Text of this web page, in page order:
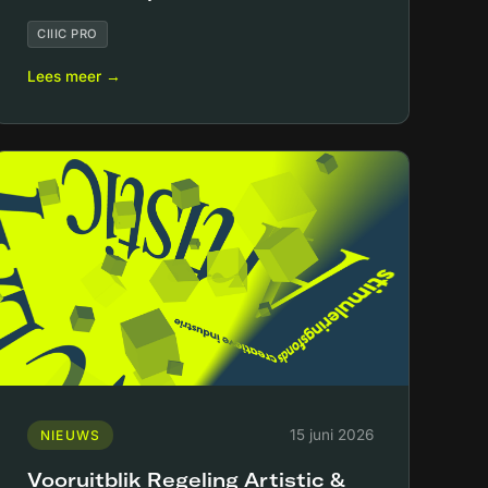
CIIIC PRO
Lees meer →
NIEUWS 15 juni 2026
Vooruitblik Regeling Artistic &